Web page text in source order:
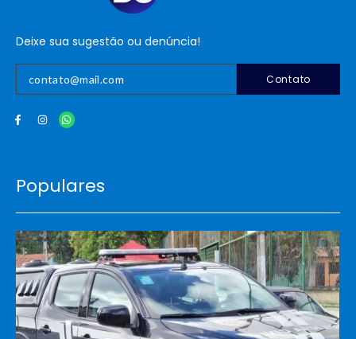
Deixe sua sugestão ou denúncia!
Contato
Populares